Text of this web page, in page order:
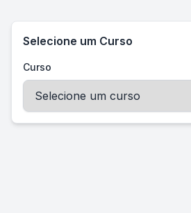
Selecione um Curso
Curso